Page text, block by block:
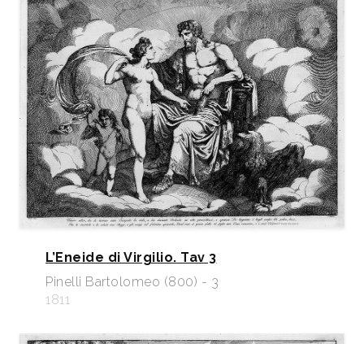
L’Eneide di Virgilio. Tav 3
Pinelli Bartolomeo (800) - 3
1811